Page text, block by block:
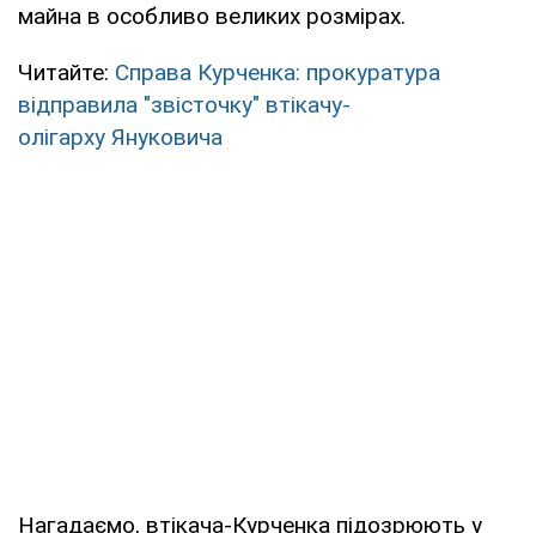
майна в особливо великих розмірах.
Читайте: Справа Курченка: прокуратура
відправила "звісточку" втікачу-
олігарху Януковича
Нагадаємо, втікача-Курченка підозрюють у